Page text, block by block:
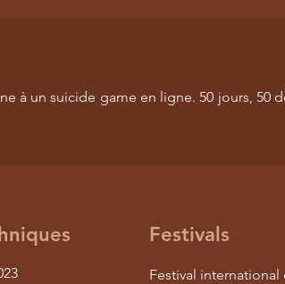
à un suicide game en ligne. 50 jours, 50
Festival
Festivals